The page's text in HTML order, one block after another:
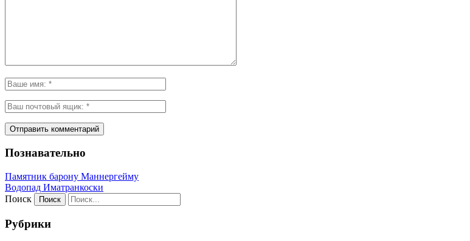
Познавательно
Памятник барону Маннергейму
Водопад Иматранкоски
Поиск
Рубрики